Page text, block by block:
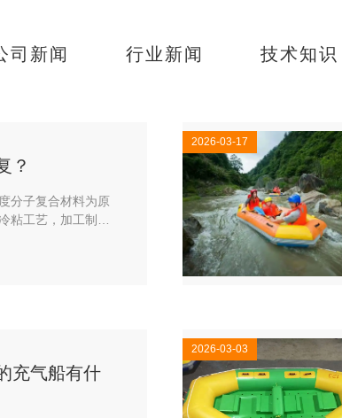
司新闻 行业新闻 技术知识
？
分子复合材料为原
粘工艺，加工制造
能力，主要产品有
2026-03-17
充气船有什
2026-03-03